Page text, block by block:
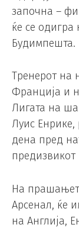
започна –
ќе се одигра
Будимпешта.
Тренерот на
Франција и
Лигата на
Луис
дена пред
На
Арсенал, ќе
на Англија,